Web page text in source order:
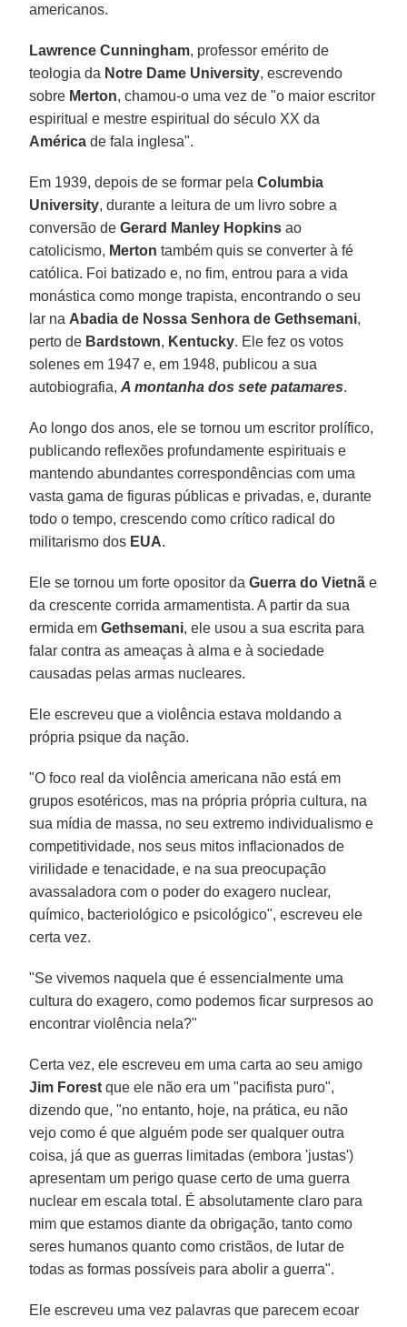
americanos.
Lawrence Cunningham, professor emérito de
teologia da Notre Dame University, escrevendo
sobre Merton, chamou-o uma vez de "o maior escritor
espiritual e mestre espiritual do século XX da
América de fala inglesa".
Em 1939, depois de se formar pelaColumbia
University, durante a leitura de um livro sobre a
conversão deGerard Manley Hopkins ao
catolicismo, Merton também quis se converter à fé
católica. Foi batizado e, no fim, entrou para a vida
monástica como monge trapista, encontrando o seu
lar na Abadia de Nossa Senhora de Gethsemani,
perto de Bardstown, Kentucky. Ele fez os votos
solenes em 1947 e, em 1948, publicou a sua
autobiografia,A montanha dos sete patamares.
Ao longo dos anos, ele se tornou um escritor prolífico,
publicando reflexões profundamente espirituais e
mantendo abundantes correspondências com uma
vasta gama de figuras públicas e privadas, e, durante
todo o tempo, crescendo como crítico radical do
militarismo dos EUA.
Ele se tornou um forte opositor daGuerra do Vietnã e
da crescente corrida armamentista. A partir da sua
ermida emGethsemani, ele usou a sua escrita para
falar contra as ameaças à alma e à sociedade
causadas pelas armas nucleares.
Ele escreveu que a violência estava moldando a
própria psique da nação.
"O foco real da violência americana não está em
grupos esotéricos, mas na própria própria cultura, na
sua mídia de massa, no seu extremo individualismo e
competitividade, nos seus mitos inflacionados de
virilidade e tenacidade, e na sua preocupação
avassaladora com o poder do exagero nuclear,
químico, bacteriológico e psicológico", escreveu ele
certa vez.
"Se vivemos naquela que é essencialmente uma
cultura do exagero, como podemos ficar surpresos ao
encontrar violência nela?"
Certa vez, ele escreveu em uma carta ao seu amigo
Jim Forest que ele não era um "pacifista puro",
dizendo que, "no entanto, hoje, na prática, eu não
vejo como é que alguém pode ser qualquer outra
coisa, já que as guerras limitadas (embora 'justas')
apresentam um perigo quase certo de uma guerra
nuclear em escala total. É absolutamente claro para
mim que estamos diante da obrigação, tanto como
seres humanos quanto como cristãos, de lutar de
todas as formas possíveis para abolir a guerra".
Ele escreveu uma vez palavras que parecem ecoar